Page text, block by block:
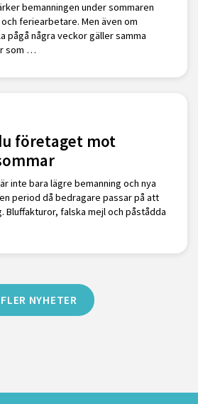
bemanningen under sommaren
feriearbetare. Men även om
pågå några veckor gäller samma
som …
företaget mot
inte bara lägre bemanning och nya
period då bedragare passar på att
Bluffakturor, falska mejl och påstådda
FLER NYHETER